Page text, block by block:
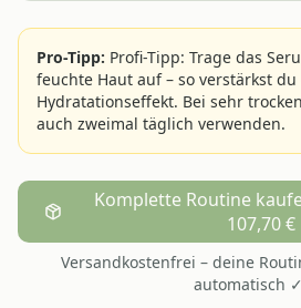
Pro-Tipp: Profi-Tipp: Trage das
feuchte Haut auf – so verstärkst du
Hydratationseffekt. Bei sehr
auch zweimal täglich verwenden.
Komplette Routine
107,70 €
Versandkostenfrei – deine
automatisch ✓